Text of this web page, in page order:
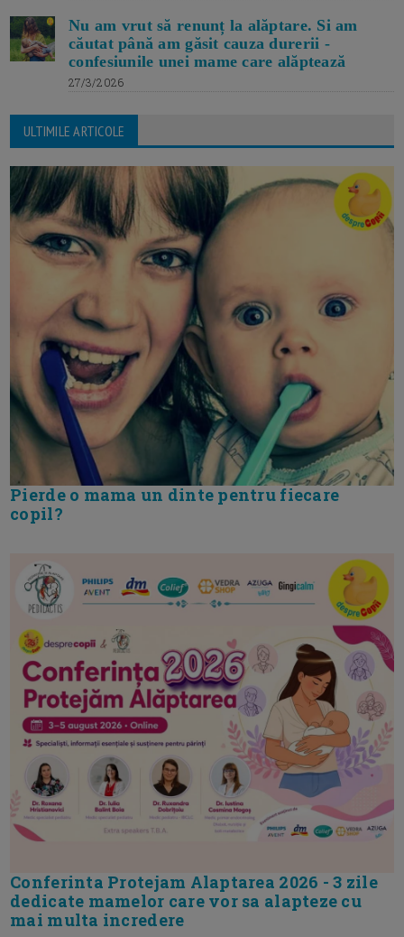
Nu am vrut să renunț la alăptare. Si am
căutat până am găsit cauza durerii -
confesiunile unei mame care alăptează
27/3/2026
ULTIMILE ARTICOLE
Pierde o mama un dinte pentru fiecare
copil?
Conferinta Protejam Alaptarea 2026 - 3 zile
dedicate mamelor care vor sa alapteze cu
mai multa incredere